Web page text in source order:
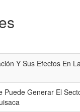
Y Sus Efectos En
Puede Generar El